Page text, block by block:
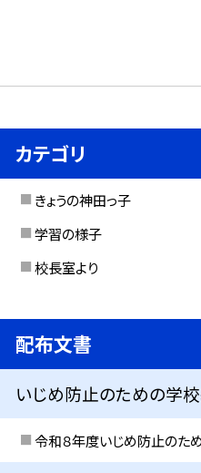
カテゴリ
きょうの神田っ子
学習の様子
校長室より
配布文書
いじめ防止のための学
令和８年度いじめ防止のた